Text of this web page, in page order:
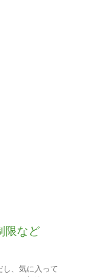
限など
し、気に入って